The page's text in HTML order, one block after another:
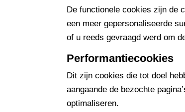
De functionele cookies zijn de
een meer gepersonaliseerde
of u reeds gevraagd werd om
Performantiecookies
Dit zijn cookies die tot doel
aangaande de bezochte
optimaliseren.